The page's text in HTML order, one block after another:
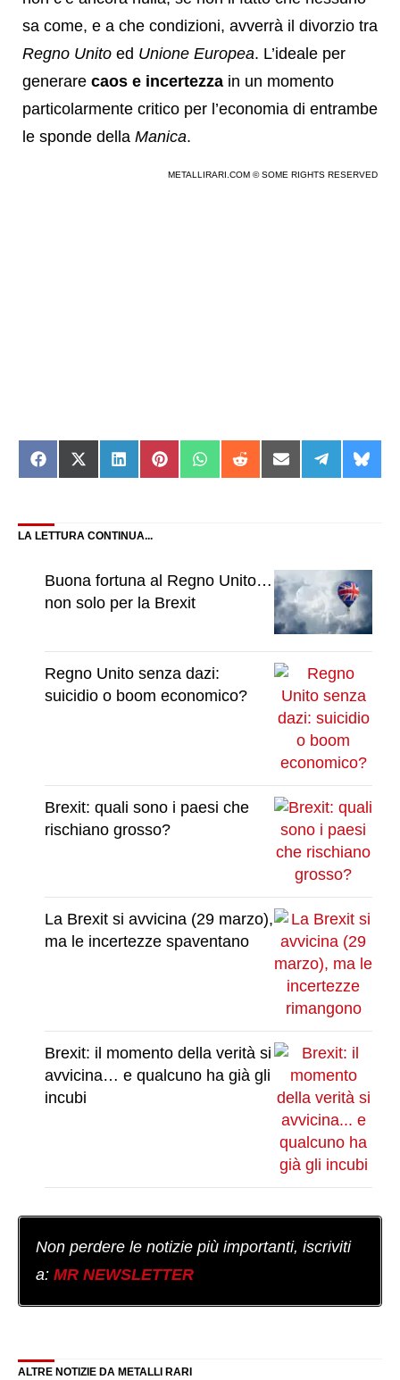
sa come, e a che condizioni, avverrà il divorzio tra
Regno Unito ed Unione Europea. L’ideale per
generare caos e incertezza in un momento
particolarmente critico per l’economia di entrambe
le sponde della Manica.
METALLIRARI.COM © SOME RIGHTS RESERVED
Share
on
Share
on
Share
on
Share
on
Share
on
Share
on
Share
on
Share
on
on
LA LETTURA CONTINUA...
Buona fortuna al Regno Unito…
non solo per la Brexit
Regno Unito senza dazi:
suicidio o boom economico?
Brexit: quali sono i paesi che
rischiano grosso?
La Brexit si avvicina (29 marzo),
ma le incertezze spaventano
Brexit: il momento della verità si
avvicina… e qualcuno ha già gli
incubi
Non perdere le notizie più importanti, iscriviti
a: MR NEWSLETTER
ALTRE NOTIZIE DA METALLI RARI